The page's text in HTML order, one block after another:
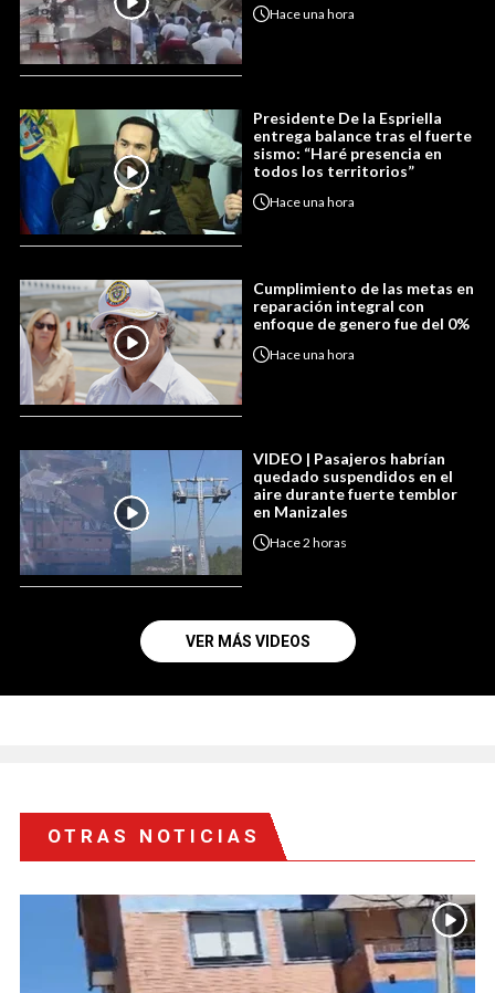
Haceuna hora
Presidente De la Espriella
entrega balance tras el fuerte
sismo: “Haré presencia en
todos los territorios”
Haceuna hora
Cumplimiento de las metas en
reparación integral con
enfoque de genero fue del 0%
Haceuna hora
VIDEO | Pasajeros habrían
quedado suspendidos en el
aire durante fuerte temblor
en Manizales
Hace2 horas
VER MÁS VIDEOS
OTRAS NOTICIAS